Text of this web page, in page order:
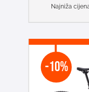
Najniža
-10%